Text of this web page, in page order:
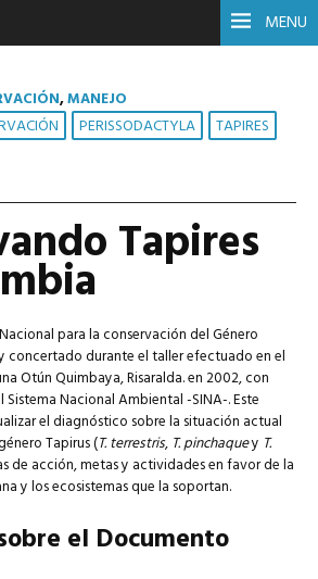
MENU
,MANEJO
PERISSODACTYLA
TAPIRES
Tapires
para la conservación del Género
concertado durante el taller efectuado en el
Otún Quimbaya, Risaralda. en 2002, con
Nacional Ambiental -SINA-. Este
el diagnóstico sobre la situación actual
Tapirus (T. terrestris, T. pinchaquey T.
de acción, metas y actividades en favor de la
y los ecosistemas que la soportan.
el Documento